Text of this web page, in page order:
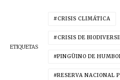
ETIQUETAS
CRISIS CLIMÁTICA
CRISIS DE
PINGÜINO DE
RESERVA NACIONAL